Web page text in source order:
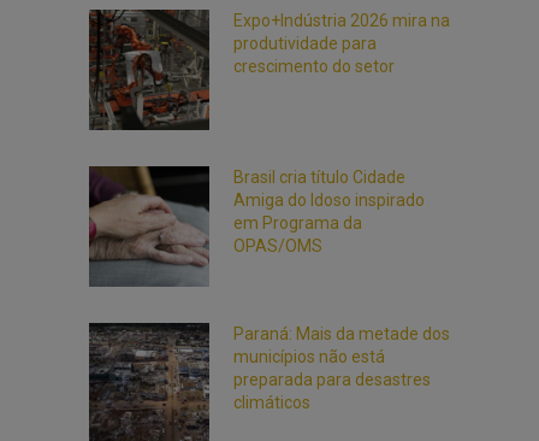
Expo+Indústria 2026 mira na
produtividade para
crescimento do setor
Brasil cria título Cidade
Amiga do Idoso inspirado
em Programa da
OPAS/OMS
Paraná: Mais da metade dos
municípios não está
preparada para desastres
climáticos